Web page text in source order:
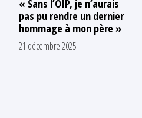
« Sans l’OIP, je n’aurais
pas pu rendre un dernier
hommage à mon père »
21 décembre 2025